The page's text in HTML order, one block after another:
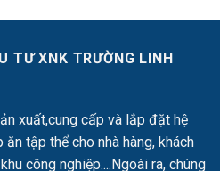
TƯ XNK TRƯỜNG LINH
xuất,cung cấp và lắp đặt hệ
tập thể cho nhà hàng, khách
công nghiệp....Ngoài ra, chúng